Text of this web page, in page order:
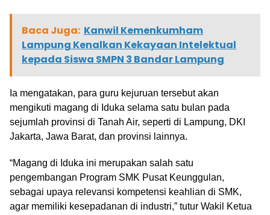
Baca Juga: Kanwil Kemenkumham
Lampung Kenalkan Kekayaan Intelektual
kepada Siswa SMPN 3 Bandar Lampung
Ia mengatakan, para guru kejuruan tersebut akan
mengikuti magang di Iduka selama satu bulan pada
sejumlah provinsi di Tanah Air, seperti di Lampung, DKI
Jakarta, Jawa Barat, dan provinsi lainnya.
“Magang di Iduka ini merupakan salah satu
pengembangan Program SMK Pusat Keunggulan,
sebagai upaya relevansi kompetensi keahlian di SMK,
agar memiliki kesepadanan di industri,” tutur Wakil Ketua